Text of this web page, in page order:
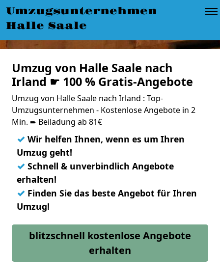
Umzugsunternehmen
Halle Saale
Umzug von Halle Saale nach
Irland ☛ 100 % Gratis-Angebote
Umzug von Halle Saale nach Irland : Top-
Umzugsunternehmen - Kostenlose Angebote in 2
Min. ➨ Beiladung ab 81€
✓ Wir helfen Ihnen, wenn es um Ihren
Umzug geht!
✓ Schnell & unverbindlich Angebote
erhalten!
✓ Finden Sie das beste Angebot für Ihren
Umzug!
blitzschnell kostenlose Angebote
erhalten